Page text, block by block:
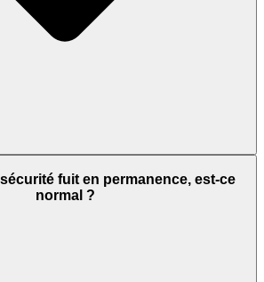
fuit en permanence, est-ce
normal ?